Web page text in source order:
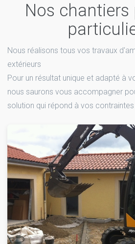
Nos chantiers
Nous réalisons tous vos travaux
extérieurs
Pour un résultat unique et adapté à
nous saurons vous accompagner
solution qui répond à vos contraintes